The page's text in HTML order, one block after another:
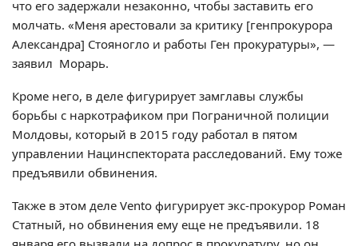
что его задержали незаконно, чтобы заставить его
молчать. «Меня арестовали за критику [генпрокурора
Александра] Стояногло и работы Ген прокуратуры», —
заявил Морарь.
Кроме него, в деле фигурирует замглавы службы
борьбы с наркотрафиком при Пограничной полиции
Молдовы, который в 2015 году работал в пятом
управлении Нацинспектората расследований. Ему тоже
предъявили обвинения.
Также в этом деле Vento фигурирует экс-прокурор Роман
Статный, но обвинения ему еще не предъявили. 18